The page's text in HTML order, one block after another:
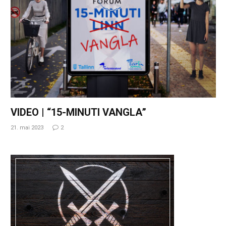
VIDEO | “15-MINUTI VANGLA”
21. mai 2023 2